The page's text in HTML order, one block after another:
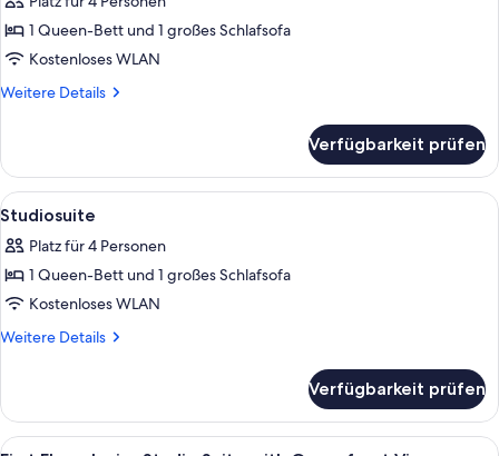
für
Studiosuite,
eingeschränkter
Meerblick
1 Queen-Bett und 1 großes Schlafsofa
Kostenloses WLAN
Weitere Details
Weitere
eingeschränkter
Meerblick
Verfügbarkeit prüfen
Alle
Fotos
für
Studiosuite
anzeigen
Ein Schlafzimmer mit
4
Studiosuite
Platz für 4 Personen
1 Queen-Bett und 1 großes Schlafsofa
Kostenloses WLAN
Weitere Details
Weitere
Verfügbarkeit prüfen
Alle Ein Schlafzimmer mit